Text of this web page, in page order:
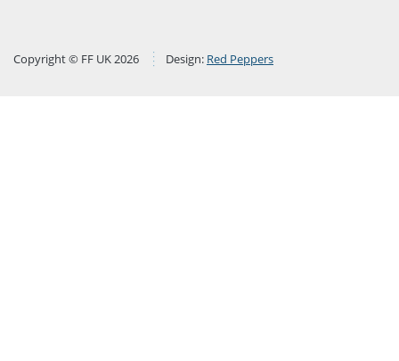
Copyright © FF UK 2026 Design: Red Peppers